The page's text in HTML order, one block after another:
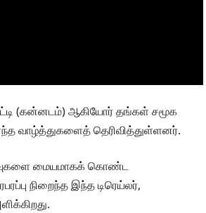
(கன்னடம்) ஆகியோர் தங்கள் சமூக
வாழ்த்துகளைத் தெரிவித்துள்ளனர்.
மையமாகக் கொண்ட
நிறைந்த இந்த டிரெய்லர்,